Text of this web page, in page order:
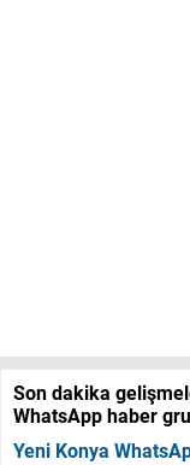
Son dakika
WhatsApp haber
Yeni Konya